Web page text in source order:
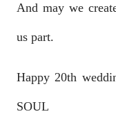
And may we
us part.
Happy 20th
SOUL